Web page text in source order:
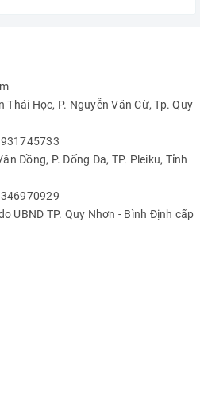
Thái Học, P. Nguyễn Văn Cừ, Tp. Quy
Đồng, P. Đống Đa, TP. Pleiku, Tỉnh
UBND TP. Quy Nhơn - Bình Định cấp